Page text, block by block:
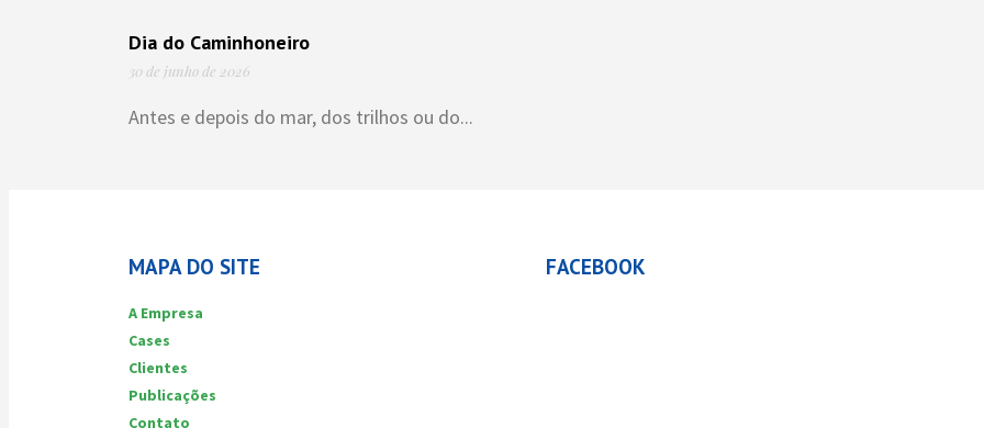
Dia do Caminhoneiro
30 de junho de 2026
Antes e depois do mar, dos trilhos ou do...
MAPA DO SITE
A Empresa
Cases
Clientes
Publicações
Contato
FACEBOOK